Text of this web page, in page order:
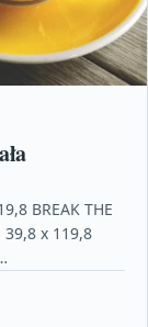
BREAK THE
39,8 x 119,8